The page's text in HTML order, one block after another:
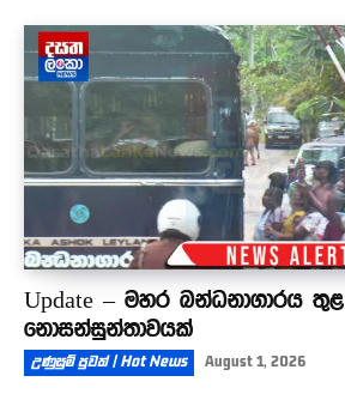
Update – මහර බන්ධනාගාරය තුළ
නොසන්සුන්තාවයක්
උණුසුම් පුවත් | Hot News August 1, 2026